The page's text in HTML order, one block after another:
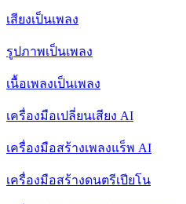
เสียงเป็นเพลง
รูปภาพเป็นเพลง
เนื้อเพลงเป็นเพลง
เครื่องมือเปลี่ยนเสียง AI
เครื่องมือสร้างเพลงแร็พ AI
เครื่องมือสร้างดนตรีเปียโน